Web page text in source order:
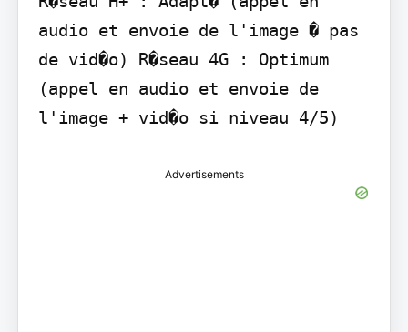
audio et envoie de l'image � pas
de vid�o) R�seau 4G : Optimum
(appel en audio et envoie de
l'image + vid�o si niveau 4/5)
Advertisements